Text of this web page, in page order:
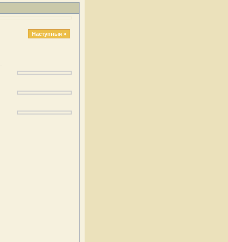
Наступныя »